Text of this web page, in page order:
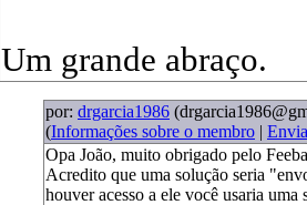
Um grande abraço.
por: drgarcia1986
(Informações sobre o membro |
Opa João, muito obrigado pelo
Acredito que uma solução seria
houver acesso a ele você usaria uma